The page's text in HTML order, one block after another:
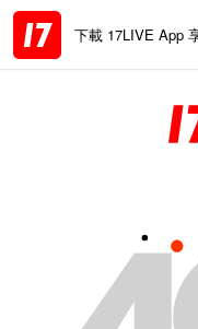
下載 17LIVE App